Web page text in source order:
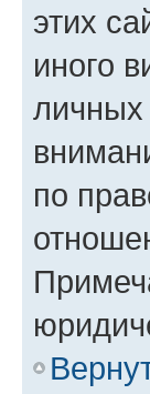
этих
иного
личных
по